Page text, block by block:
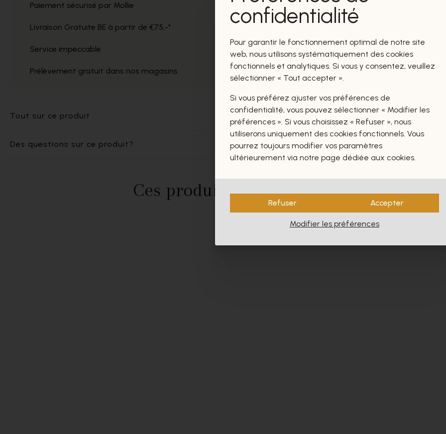
Paiement sécurisé par Mollie
Livraison Gratuite BE à partir de €75,-*
Service impeccable
Prélèvement gratuit dans nos magasins
Tout sur ce produit
Des questions sur ce produit?
Ces produits vous intéresseront
confidentialité
Pour garantir le fonctionnement optimal de notre site
web, nous utilisons systématiquement des cookies
fonctionnels et analytiques. Si vous y consentez, veuillez
sélectionner « Tout accepter ».
Si vous préférez ajuster vos préférences de
confidentialité, vous pouvez sélectionner « Modifier les
préférences ». Si vous choisissez « Refuser », nous
utiliserons uniquement des cookies fonctionnels. Vous
pourrez toujours modifier vos paramètres
ultérieurement via notre page dédiée aux cookies.
Refuser Accepter
Modifier les préférences